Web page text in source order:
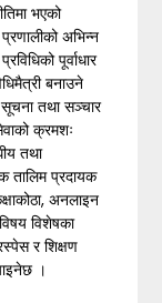
भएको
अभिन्न
पूर्वाधार
बनाउने
सूचना तथा सञ्चार
क्रमशः
तथा
तालिम प्रदायक
अनलाइन
विशेषका
र शिक्षण
।